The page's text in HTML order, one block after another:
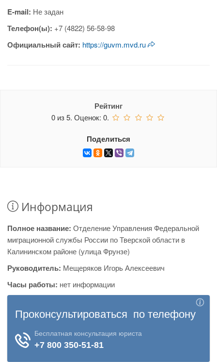
E-mail: Не задан
Телефон(ы): +7 (4822) 56-58-98
Официальный сайт: https://guvm.mvd.ru
Рейтинг
0 из5. Оценок:0.
Поделиться
Информация
Полное название: Отделение Управления Федеральной
миграционной службы России по Тверской области в
Калининском районе (улица Фрунзе)
Руководитель: Мещеряков Игорь Алексеевич
Часы работы: нет информации